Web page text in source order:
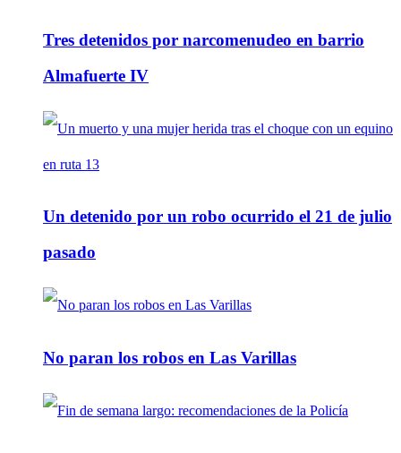
Tres detenidos por narcomenudeo en barrio
Almafuerte IV
Un detenido por un robo ocurrido el 21 de julio
pasado
No paran los robos en Las Varillas